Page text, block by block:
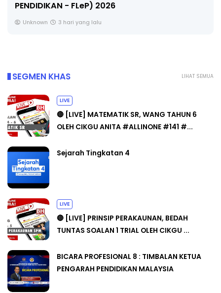
🔴 [LIVE] MATEMATIK SR, WANG TAHUN 6 OLEH
CIKGU ANITA #ALLINONE #141 #...
LIHAT SEMUA
SEGMEN KHAS
LIVE
🔴 [LIVE] MATEMATIK SR, WANG TAHUN 6
OLEH CIKGU ANITA #ALLINONE #141 #...
Sejarah Tingkatan 4
LIVE
🔴 [LIVE] PRINSIP PERAKAUNAN, BEDAH
TUNTAS SOALAN 1 TRIAL OLEH CIKGU ...
BICARA PROFESIONAL 8 : TIMBALAN KETUA
PENGARAH PENDIDIKAN MALAYSIA